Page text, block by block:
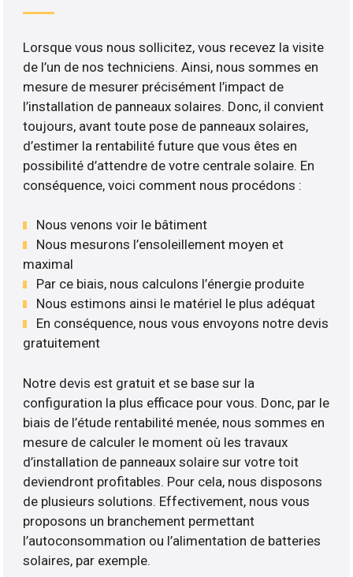
Lorsque vous nous sollicitez, vous recevez la visite
de l’un de nos techniciens. Ainsi, nous sommes en
mesure de mesurer précisément l’impact de
l’installation de panneaux solaires. Donc, il convient
toujours, avant toute pose de panneaux solaires,
d’estimer la rentabilité future que vous êtes en
possibilité d’attendre de votre centrale solaire. En
conséquence, voici comment nous procédons :
Nous venons voir le bâtiment
Nous mesurons l’ensoleillement moyen et
maximal
Par ce biais, nous calculons l’énergie produite
Nous estimons ainsi le matériel le plus adéquat
En conséquence, nous vous envoyons notre devis
gratuitement
Notre devis est gratuit et se base sur la
configuration la plus efficace pour vous. Donc, par le
biais de l’étude rentabilité menée, nous sommes en
mesure de calculer le moment où les travaux
d’installation de panneaux solaire sur votre toit
deviendront profitables. Pour cela, nous disposons
de plusieurs solutions. Effectivement, nous vous
proposons un branchement permettant
l’autoconsommation ou l’alimentation de batteries
solaires, par exemple.